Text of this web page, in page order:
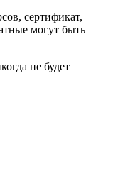
сертификат,
могут быть
не будет